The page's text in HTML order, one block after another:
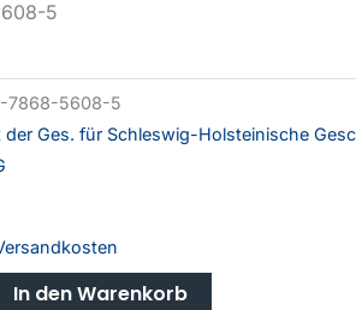
5
7868-5608-5
der Ges. für Schleswig-Holsteinische
In den Warenkorb